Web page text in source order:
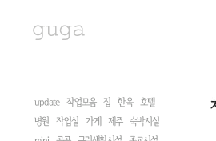
update 작업모음 집 한옥
호텔
병원
작업실 가게 제주
숙박시설